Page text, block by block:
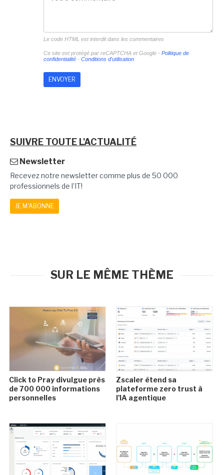
Le code HTML est interdit dans les commentaires
Ce site est protégé par reCAPTCHA et Google - Politique de
confidentialité- Conditions d'utilisation
SUIVRE TOUTE L'ACTUALITÉ
Newsletter
Recevez notre newsletter comme plus de 50 000
professionnels de l'IT!
JE M'ABONNE
SUR LE MÊME THÈME
Click to Pray divulgue près
de 700 000 informations
personnelles
Zscaler étend sa
plateforme zero trust à
l'IA agentique